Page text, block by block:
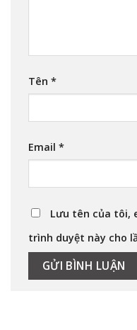
Tên *
Email *
Lưu tên của tôi,
trình duyệt này cho